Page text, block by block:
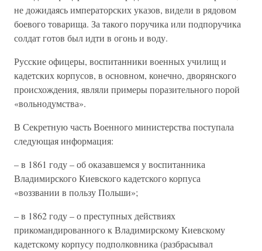
не дожидаясь императорских указов, видели в рядовом
боевого товарища. За такого поручика или подпоручика
солдат готов был идти в огонь и воду.
Русские офицеры, воспитанники военных училищ и
кадетских корпусов, в основном, конечно, дворянского
происхождения, являли примеры поразительного порой
«вольнодумства».
В Секретную часть Военного министерства поступала
следующая информация:
– в 1861 году – об оказавшемся у воспитанника
Владимирского Киевского кадетского корпуса
«воззвании в пользу Польши»;
– в 1862 году – о преступных действиях
прикомандированного к Владимирскому Киевскому
кадетскому корпусу подполковника (разбрасывал